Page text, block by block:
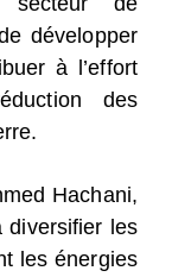
développer
à l’effort
des
Hachani,
diversifier les
les énergies